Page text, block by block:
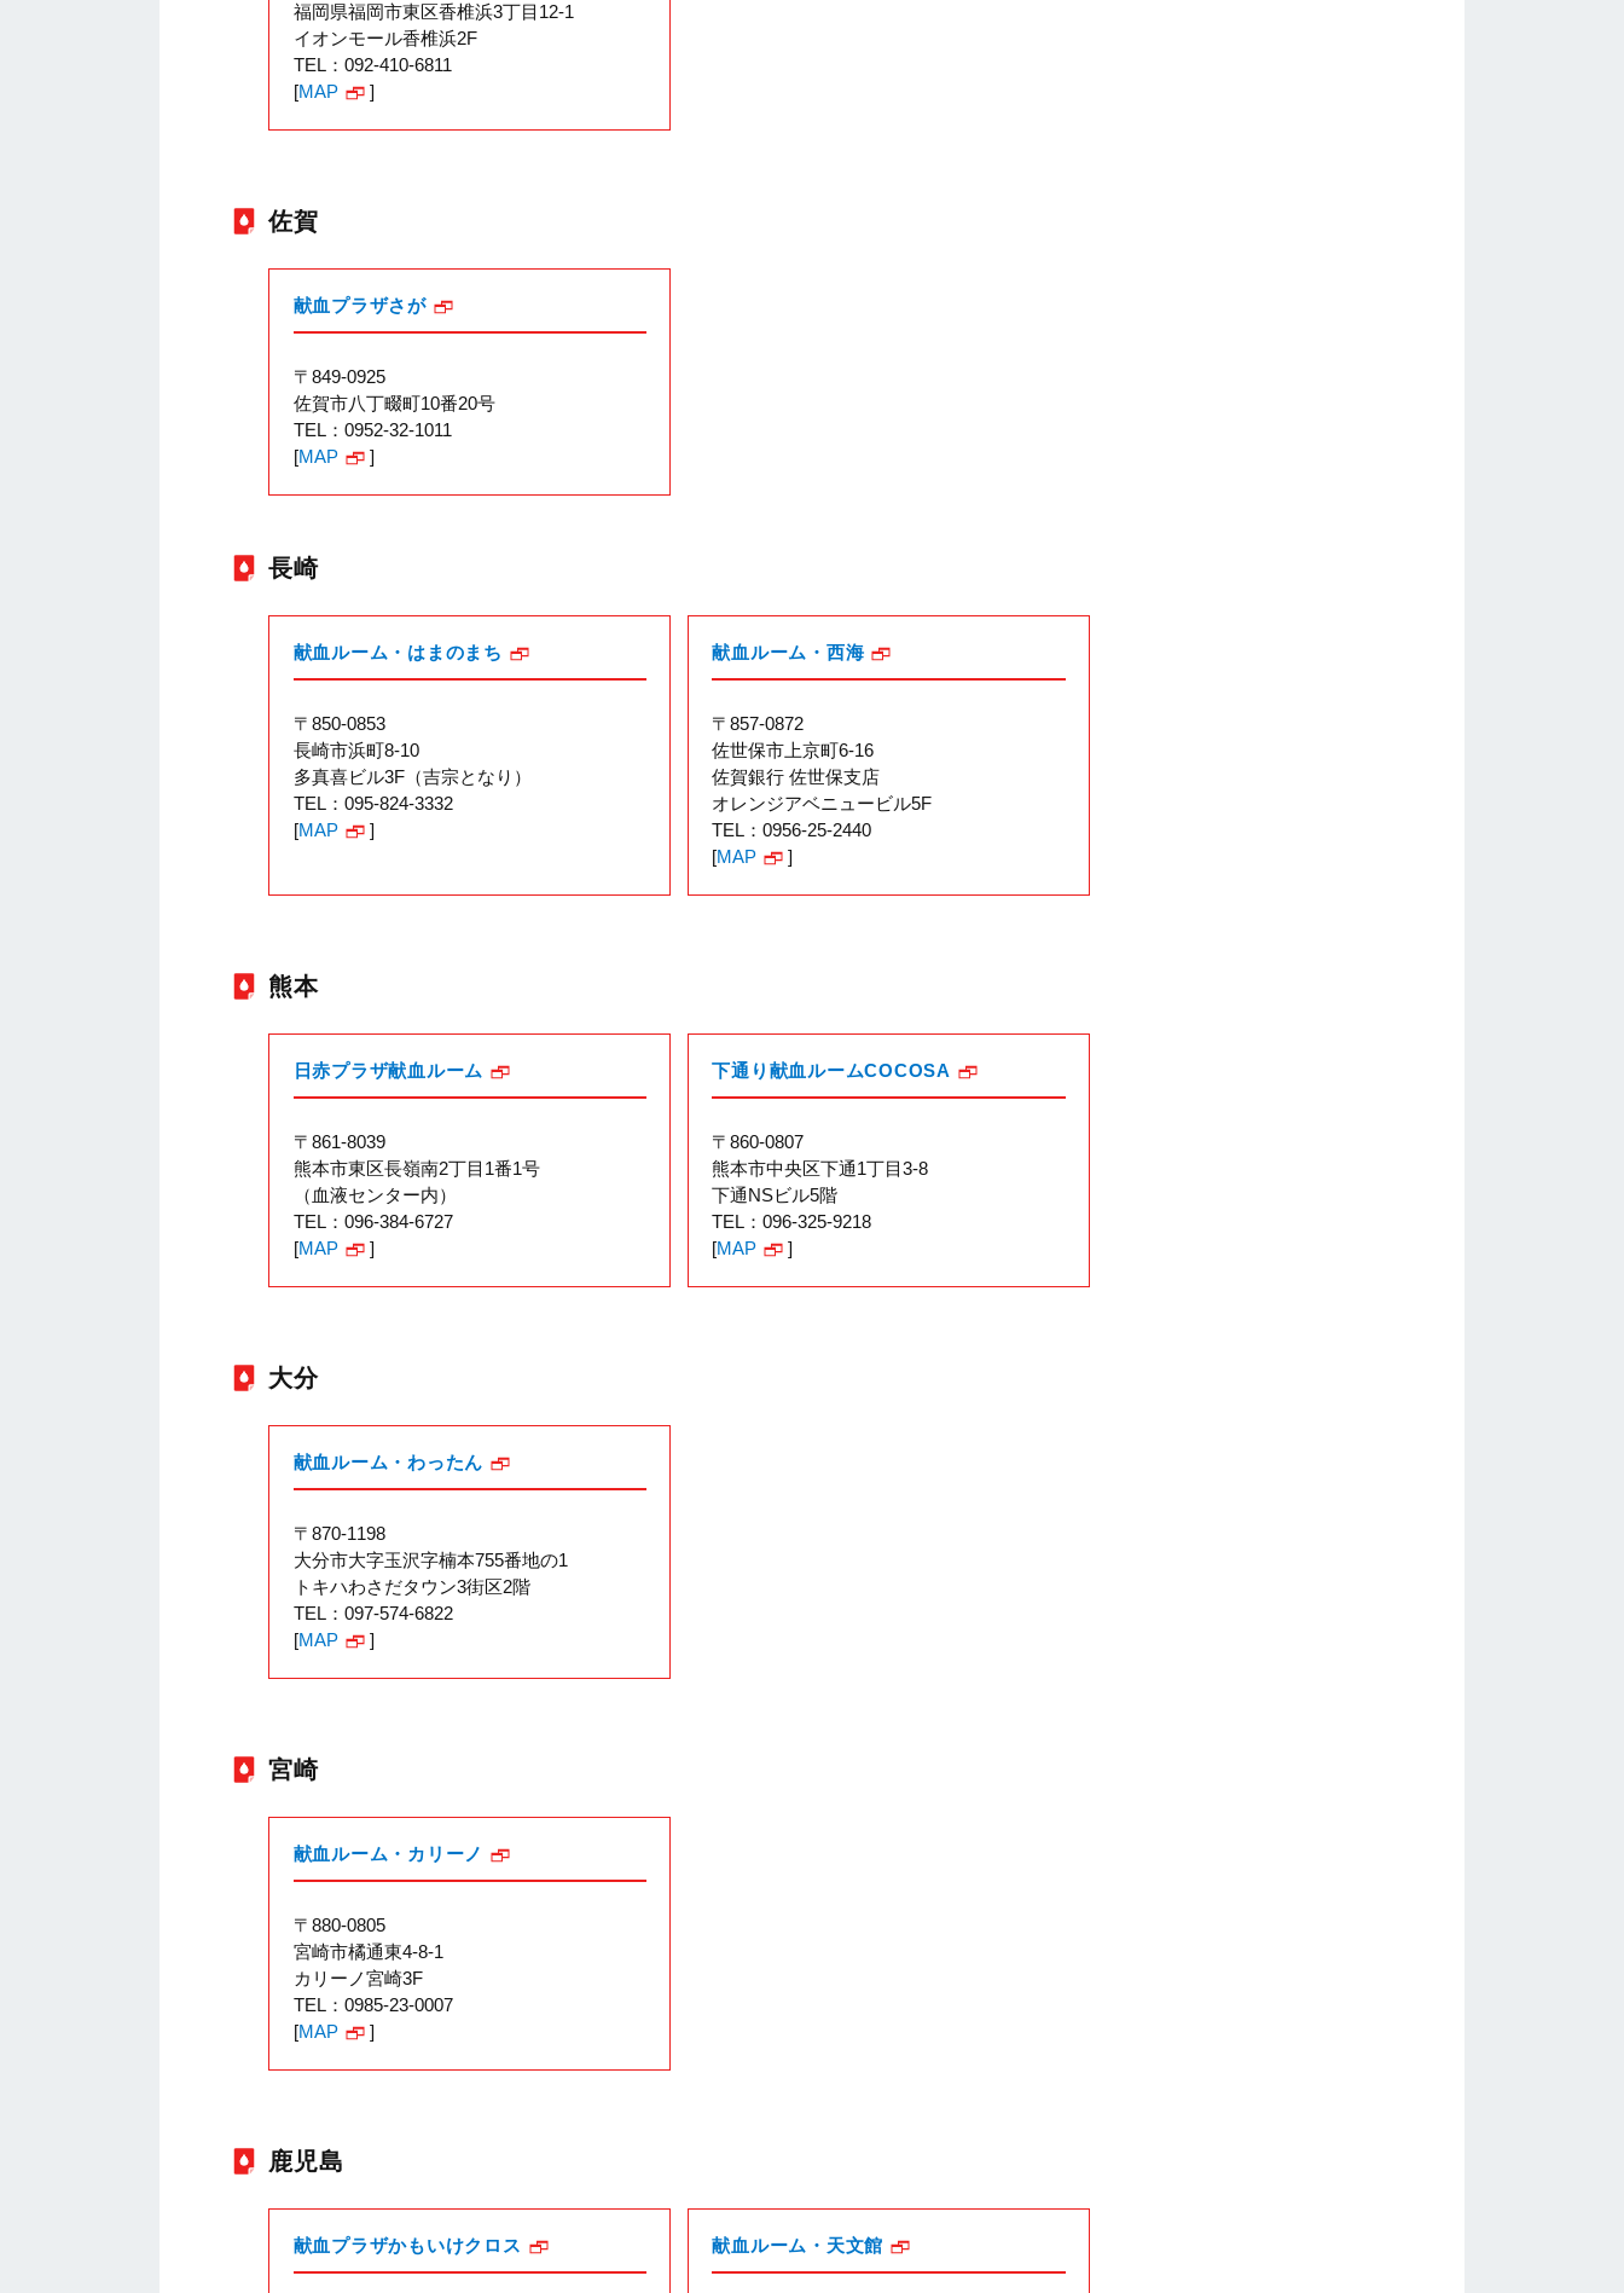
福岡県福岡市東区香椎浜3丁目12-1
イオンモール香椎浜2F
TEL：092-410-6811
[MAP ]
佐賀
献血プラザさが
〒849-0925
佐賀市八丁畷町10番20号
TEL：0952-32-1011
[MAP ]
長崎
献血ルーム・はまのまち
〒850-0853
長崎市浜町8-10
多真喜ビル3F（吉宗となり）
TEL：095-824-3332
[MAP ]
献血ルーム・西海
〒857-0872
佐世保市上京町6-16
佐賀銀行 佐世保支店
オレンジアベニュービル5F
TEL：0956-25-2440
[MAP ]
熊本
日赤プラザ献血ルーム
〒861-8039
熊本市東区長嶺南2丁目1番1号
（血液センター内）
TEL：096-384-6727
[MAP ]
下通り献血ルームCOCOSA
〒860-0807
熊本市中央区下通1丁目3-8
下通NSビル5階
TEL：096-325-9218
[MAP ]
大分
献血ルーム・わったん
〒870-1198
大分市大字玉沢字楠本755番地の1
トキハわさだタウン3街区2階
TEL：097-574-6822
[MAP ]
宮崎
献血ルーム・カリーノ
〒880-0805
宮崎市橘通東4-8-1
カリーノ宮崎3F
TEL：0985-23-0007
[MAP ]
鹿児島
献血プラザかもいけクロス 献血ルーム・天文館